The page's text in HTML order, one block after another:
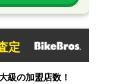
定
級の加盟店数！